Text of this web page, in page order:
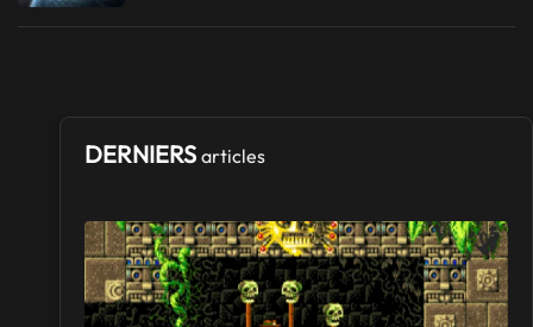
DERNIERS articles